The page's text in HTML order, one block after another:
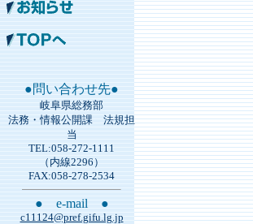
●問い合わせ先●
岐阜県総務部
法務・情報公開課 法規担
当
TEL:058-272-1111
（内線2296）
FAX:058-278-2534
● e-mail ●
c11124@pref.gifu.lg.jp